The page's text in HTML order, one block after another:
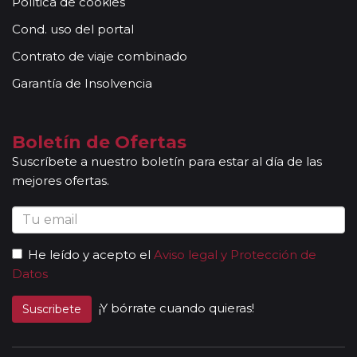
número de pasajeros, incluyen la presencia de guías
acompañantes, profesionales con mucha experiencia,
grupo. Adicionalmente, en las ciudades principales y
según itinerario, contará con la presencia de guías
grupos son bilingües (normalmente español y
portugués), en estos casos nuestros guías
acompañantes podrán dar las explicaciones en dos
idiomas diferentes. Según circuito, le atenderá en su
viaje un único guía-acompañante o bien cambiará de
guía-acompañante en función de la etapa. Los guías
paseos incluidos, pero poseen múltiples funciones y
deben dedicación a la totalidad del grupo y no a una
persona en particular. En los momentos en que no
existen servicios incluidos en el programa, nuestros
Cond. uso del portal
Contrato de viaje combinado
Garantía de Insolvencia
Boletín de Ofertas
Suscríbete a nuestro boletín para estar al día de las
mejores ofertas.
He leído y acepto el Aviso legal y Protección de
Datos
Suscribete ¡Y bórrate cuando quieras!